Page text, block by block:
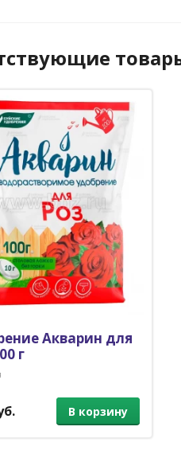
Акварин для
г
В корзину